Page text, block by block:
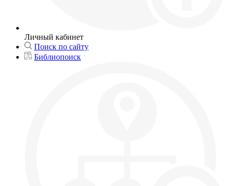
Личный кабинет
Поиск по сайту
Библиопоиск